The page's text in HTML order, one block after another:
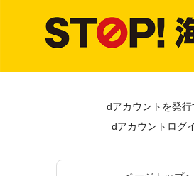
dアカウントを発行
dアカウントログ